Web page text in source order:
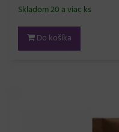
Skladom 20 a viac ks
Do košíka